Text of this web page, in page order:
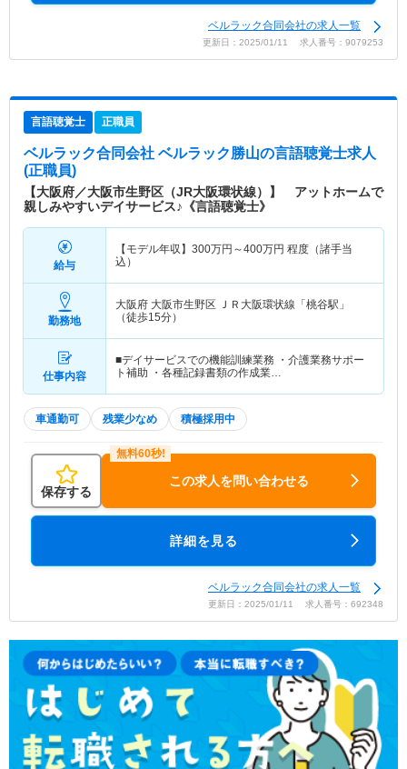
ベルラック合同会社の求人一覧
更新日：2025/01/11 求人番号：9079253
言語聴覚士 正職員
ベルラック合同会社 ベルラック勝山の言語聴覚士求人
(正職員)
【大阪府／大阪市生野区（JR大阪環状線）】 アットホームで
親しみやすいデイサービス♪《言語聴覚士》
給与
【モデル年収】 300万円～400万円 程度（諸手当
込）
勤務地
大阪府 大阪市生野区 ＪＲ大阪環状線「桃谷駅」
（徒歩15分）
仕事内容
■デイサービスでの機能訓練業務 ・介護業務サポー
ト補助 ・各種記録書類の作成業…
車通勤可 残業少なめ 積極採用中
保存する
この求人を問い合わせる
詳細を見る
ベルラック合同会社の求人一覧
更新日：2025/01/11 求人番号：692348